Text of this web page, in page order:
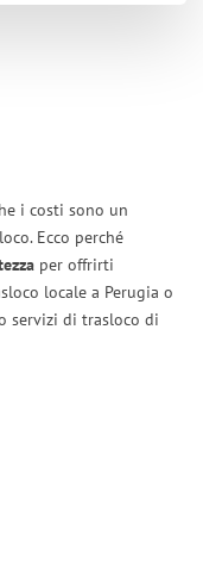
i costi sono un
Ecco perché
per offrirti
locale a Perugia o
servizi di trasloco di